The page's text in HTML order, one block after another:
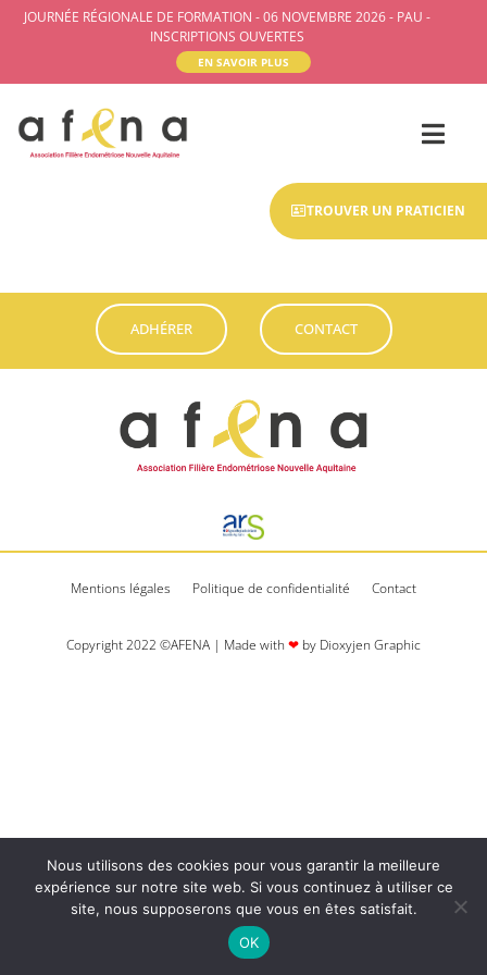
JOURNÉE RÉGIONALE DE FORMATION - 06 NOVEMBRE 2026 - PAU -
INSCRIPTIONS OUVERTES
EN SAVOIR PLUS
TROUVER UN PRATICIEN
ADHÉRER CONTACT
Mentions légales Politique de confidentialité Contact
Copyright 2022 ©AFENA | Made with ❤ by Dioxyjen Graphic​​
Nous utilisons des cookies pour vous garantir la meilleure
expérience sur notre site web. Si vous continuez à utiliser ce
site, nous supposerons que vous en êtes satisfait.
OK